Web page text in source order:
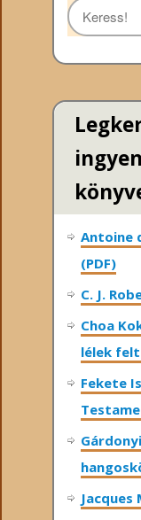
Antoine
(PDF)
C. J.
Choa
lélek
Fekete